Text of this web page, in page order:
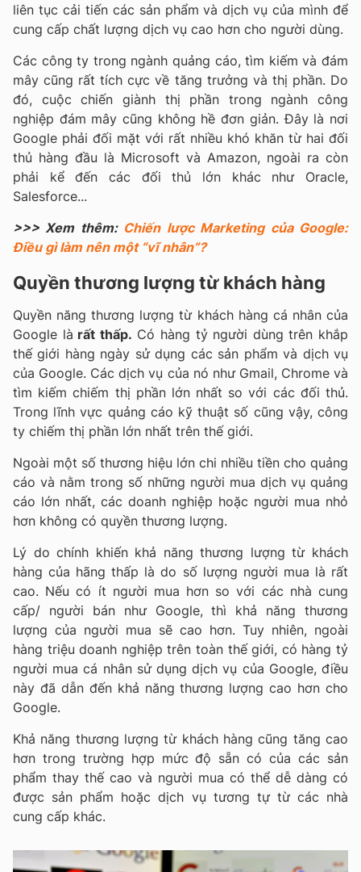
liên tục cải tiến các sản phẩm và dịch vụ của mình để
cung cấp chất lượng dịch vụ cao hơn cho người dùng.
Các công ty trong ngành quảng cáo, tìm kiếm và đám
mây cũng rất tích cực về tăng trưởng và thị phần. Do
đó, cuộc chiến giành thị phần trong ngành công
nghiệp đám mây cũng không hề đơn giản. Đây là nơi
Google phải đối mặt với rất nhiều khó khăn từ hai đối
thủ hàng đầu là Microsoft và Amazon, ngoài ra còn
phải kể đến các đối thủ lớn khác như Oracle,
Salesforce...
>>> Xem thêm: Chiến lược Marketing của Google:
Điều gì làm nên một “vĩ nhân”?
Quyền thương lượng từ khách hàng
Quyền năng thương lượng từ khách hàng cá nhân của
Google là rất thấp. Có hàng tỷ người dùng trên khắp
thế giới hàng ngày sử dụng các sản phẩm và dịch vụ
của Google. Các dịch vụ của nó như Gmail, Chrome và
tìm kiếm chiếm thị phần lớn nhất so với các đối thủ.
Trong lĩnh vực quảng cáo kỹ thuật số cũng vậy, công
ty chiếm thị phần lớn nhất trên thế giới.
Ngoài một số thương hiệu lớn chi nhiều tiền cho quảng
cáo và nằm trong số những người mua dịch vụ quảng
cáo lớn nhất, các doanh nghiệp hoặc người mua nhỏ
hơn không có quyền thương lượng.
Lý do chính khiến khả năng thương lượng từ khách
hàng của hãng thấp là do số lượng người mua là rất
cao. Nếu có ít người mua hơn so với các nhà cung
cấp/ người bán như Google, thì khả năng thương
lượng của người mua sẽ cao hơn. Tuy nhiên, ngoài
hàng triệu doanh nghiệp trên toàn thế giới, có hàng tỷ
người mua cá nhân sử dụng dịch vụ của Google, điều
này đã dẫn đến khả năng thương lượng cao hơn cho
Google.
Khả năng thương lượng từ khách hàng cũng tăng cao
hơn trong trường hợp mức độ sẵn có của các sản
phẩm thay thế cao và người mua có thể dễ dàng có
được sản phẩm hoặc dịch vụ tương tự từ các nhà
cung cấp khác.